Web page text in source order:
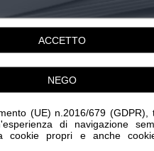
ACCETTO
NEGO
(UE) n.2016/679 (GDPR),
di navigazione
cookie propri e anche
2026